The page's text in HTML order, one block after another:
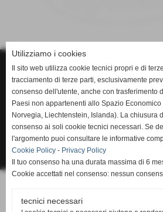
Utilizziamo i cookies
Il sito web utilizza cookie tecnici propri e di
tracciamento di terze parti, esclusivamente
consenso dell'utente, anche con trasferimento
Paesi non appartenenti allo Spazio
Norvegia, Liechtenstein, Islanda). La chiusura
consenso ai soli cookie tecnici necessari. Se
l'argomento puoi consultare le informative
Cookie Policy - Privacy Policy
Il tuo consenso ha una durata massima di 6
Cookie accettati nel consenso: nessun
tecnici necessari